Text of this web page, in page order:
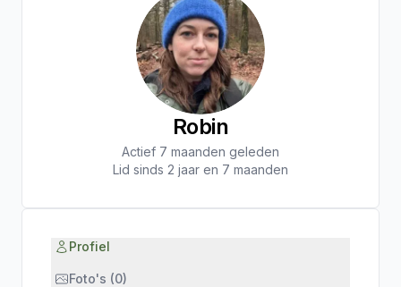
Robin
Actief 7 maanden geleden
Lid sinds 2 jaar en 7 maanden
Profiel
Foto's (0)